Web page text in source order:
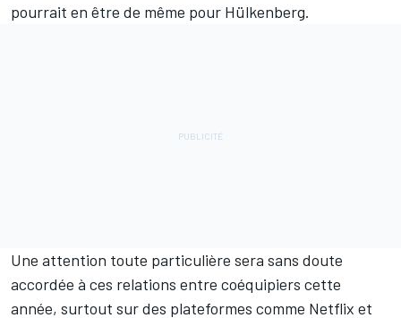
pourrait en être de même pour Hülkenberg.
Une attention toute particulière sera sans doute
accordée à ces relations entre coéquipiers cette
année, surtout sur des plateformes comme Netflix et